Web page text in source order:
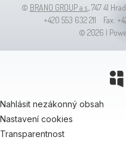
© BRANO GROUP a.s., 747 41
+420 553 632 211 Fax:
© 2026 |
Nahlásit nezákonný obsah
Nastavení cookies
Transparentnost